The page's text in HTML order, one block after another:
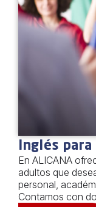
Inglés
En ALICANA
adultos que
personal,
Contamos con